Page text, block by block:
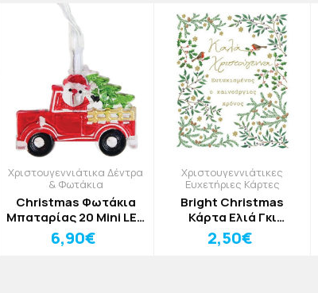
Χριστουγεννιάτικα Δέντρα
& Φωτάκια
Christmas Φωτάκια
Μπαταρίας 20 Mini LED
Άγιος Βασίλης Με
Αμάξι Θερμό Λευκό
6,90€
Χριστουγεννιάτικες
Ευχετήριες Κάρτες
Bright Christmas
Κάρτα Ελιά Γκι
17x12cm
2,50€